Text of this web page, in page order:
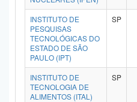
INSTITUTO DE
PESQUISAS
TECNOLÓGICAS DO
ESTADO DE SÃO
PAULO (IPT)
SP
INSTITUTO DE
TECNOLOGIA DE
ALIMENTOS (ITAL)
SP